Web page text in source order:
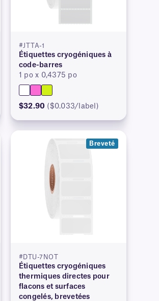
#JTTA-1
Étiquettes cryogéniques à
code-barres
1 po x 0,4375 po
$32.90 ($0.033/label)
Breveté
#DTU-7NOT
Étiquettes cryogéniques
thermiques directes pour
flacons et surfaces
congelés, brevetées